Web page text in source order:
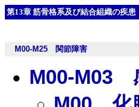
第13章 筋骨格系及び結合組織の疾患
M00-M25 関節障害
M00-M03